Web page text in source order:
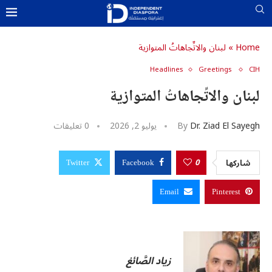
Home
» لبنان والاتِّجاهاتُ المتوازية
CIH
Greetings
Headlines
لبنان والاتِّجاهاتُ المتوازية
ByDr. Ziad El Sayegh يوليو 2, 2026 0 تعليقات
شاركها 0
Facebook
Twitter
Pinterest
Email
زياد الصَّائغ
U0633U0627U062EU0646